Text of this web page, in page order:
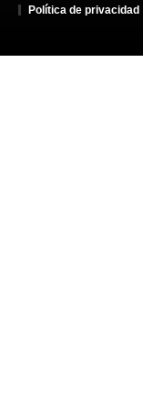
Política de privacidad